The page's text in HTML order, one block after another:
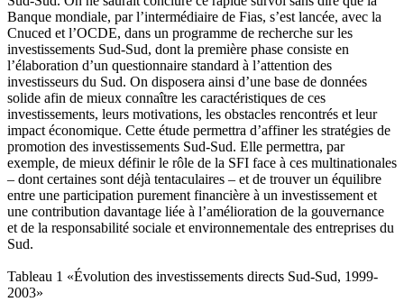
Banque mondiale, par l’intermédiaire de Fias, s’est lancée, avec la
Cnuced et l’OCDE, dans un programme de recherche sur les
investissements Sud-Sud, dont la première phase consiste en
l’élaboration d’un questionnaire standard à l’attention des
investisseurs du Sud. On disposera ainsi d’une base de données
solide afin de mieux connaître les caractéristiques de ces
investissements, leurs motivations, les obstacles rencontrés et leur
impact économique. Cette étude permettra d’affiner les stratégies de
promotion des investissements Sud-Sud. Elle permettra, par
exemple, de mieux définir le rôle de la SFI face à ces multinationales
– dont certaines sont déjà tentaculaires – et de trouver un équilibre
entre une participation purement financière à un investissement et
une contribution davantage liée à l’amélioration de la gouvernance
et de la responsabilité sociale et environnementale des entreprises du
Sud.
Tableau 1 «Évolution des investissements directs Sud-Sud, 1999-
2003»